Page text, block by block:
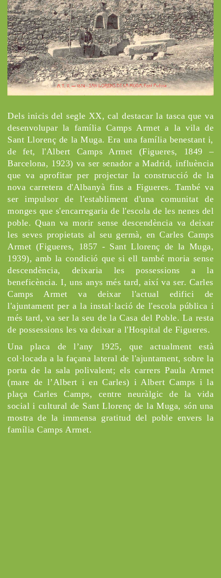
Dels inicis del segle XX, cal destacar la tasca que va
desenvolupar la família Camps Armet a la vila de
Sant Llorenç de la Muga. Era una família benestant i,
de fet, l'Albert Camps Armet (Figueres, 1849 –
Barcelona, 1923) va ser senador a Madrid, influència
que va aprofitar per projectar la construcció de la
nova carretera d'Albanyà fins a Figueres. També va
ser impulsor de l'establiment d'una comunitat de
monges que s'encarregaria de l'escola de les nenes del
poble. Quan va morir sense descendència va deixar
les seves propietats al seu germà, en Carles Camps
Armet (Figueres, 1857 - Sant Llorenç de la Muga,
1939), amb la condició que si ell també moria sense
descendència, deixaria les possessions a la
beneficència. I, uns anys més tard, així va ser. Carles
Camps Armet va deixar l'actual edifici de
l'ajuntament per a la instal·lació de l'escola pública i
més tard, va ser la seu de la Casa del Poble. La resta
de possessions les va deixar a l'Hospital de Figueres.
Una placa de l’any 1925, que actualment està
col·locada a la façana lateral de l'ajuntament, sobre la
porta de la sala polivalent; els carrers Paula Armet
(mare de l’Albert i en Carles) i Albert Camps i la
plaça Carles Camps, centre neuràlgic de la vida
social i cultural de Sant Llorenç de la Muga, són una
mostra de la immensa gratitud del poble envers la
família Camps Armet.